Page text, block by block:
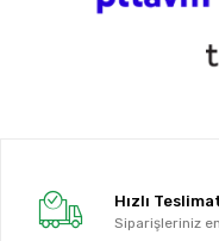
Hızlı
Siparişleriniz